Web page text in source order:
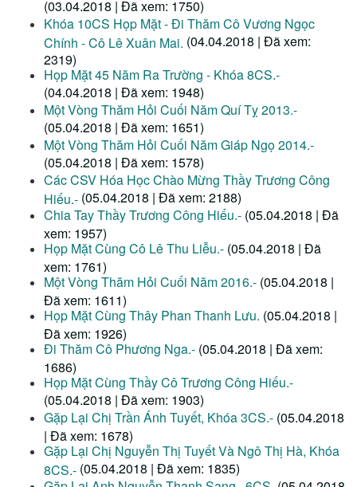
(03.04.2018 | Đã xem: 1750)
Khóa 10CS Họp Mặt - Đi Thăm Cô Vương Ngọc
Chính - Cô Lê Xuân Mai. (04.04.2018 | Đã xem:
2319)
Họp Mặt 45 Năm Ra Trường - Khóa 8CS.-
(04.04.2018 | Đã xem: 1948)
Một Vòng Thăm Hỏi Cuối Năm Quí Tỵ 2013.-
(05.04.2018 | Đã xem: 1651)
Một Vòng Thăm Hỏi Cuối Năm Giáp Ngọ 2014.-
(05.04.2018 | Đã xem: 1578)
Các CSV Hóa Học Chào Mừng Thầy Trương Công
Hiếu.- (05.04.2018 | Đã xem: 2188)
Chia Tay Thầy Trương Công Hiếu.- (05.04.2018 | Đã
xem: 1957)
Họp Mặt Cùng Cô Lê Thu Liễu.- (05.04.2018 | Đã
xem: 1761)
Một Vòng Thăm Hỏi Cuối Năm 2016.- (05.04.2018 |
Đã xem: 1611)
Họp Mặt Cùng Thây Phan Thanh Lưu. (05.04.2018 |
Đã xem: 1926)
Đi Thăm Cô Phương Nga.- (05.04.2018 | Đã xem:
1686)
Họp Mặt Cùng Thầy Cô Trương Công Hiếu.-
(05.04.2018 | Đã xem: 1903)
Gặp Lại Chị Trần Ánh Tuyết, Khóa 3CS.- (05.04.2018
| Đã xem: 1678)
Gặp Lại Chị Nguyễn Thị Tuyết Và Ngô Thị Hà, Khóa
8CS.- (05.04.2018 | Đã xem: 1835)